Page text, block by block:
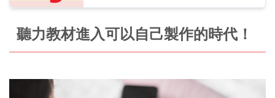
聽力教材進入可以自己製作的時代！